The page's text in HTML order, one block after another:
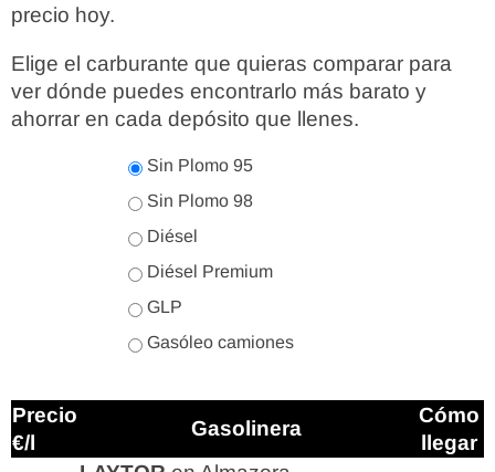
precio hoy.
Elige el carburante que quieras comparar para
ver dónde puedes encontrarlo más barato y
ahorrar en cada depósito que llenes.
Sin Plomo 95
Sin Plomo 98
Diésel
Diésel Premium
GLP
Gasóleo camiones
Precio
€/l
Gasolinera
Cómo
llegar